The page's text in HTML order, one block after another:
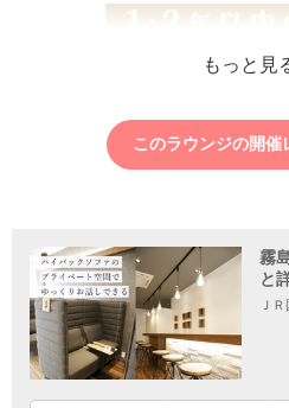
もっと見
このラウンジの開催
霧
と
Ｊ